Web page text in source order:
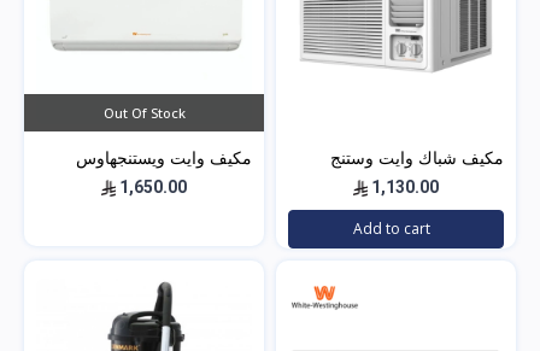
مكيف شباك وايت وستنج
هاوس (الجديد) WWA20K22R
1,130.00
Add to cart
Out Of Stock
مكيف وايت ويستنجهاوس
اسبليت جولد 18500 بارد1,650.00